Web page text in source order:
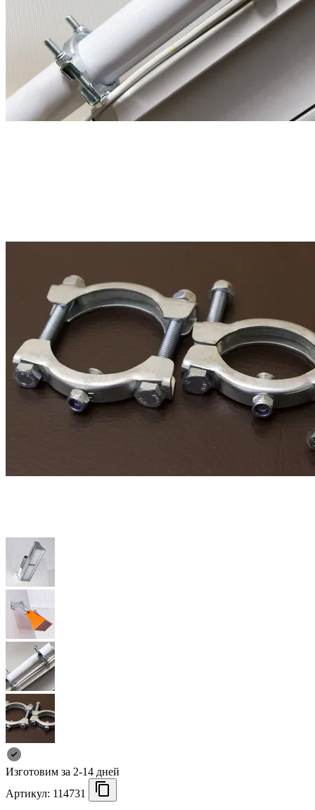
Изготовим за 2-14 дней
Артикул: 114731